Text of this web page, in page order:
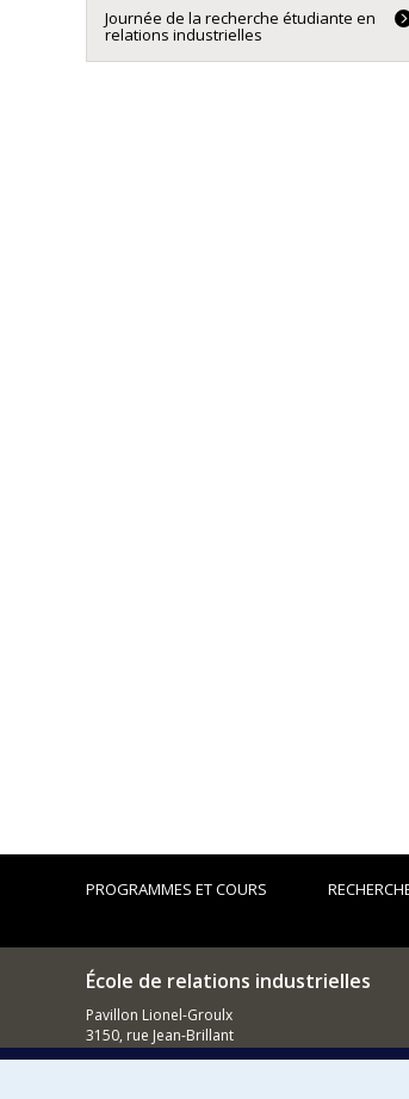
Journée de la recherche étudiante en
relations industrielles
PROGRAMMES ET COURS
École de relations industrielles
Pavillon Lionel-Groulx
3150, rue Jean-Brillant
Montréal (QC)